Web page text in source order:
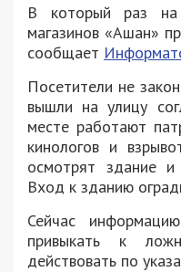
В который раз на
магазинов «Ашан»
сообщает
Посетители не
вышли на улицу
месте работают
кинологов и
осмотрят здание
Вход к зданию
Сейчас
привыкать к
действовать по